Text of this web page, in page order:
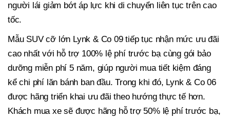
người lái giảm bớt áp lực khi di chuyển liên tục trên cao
tốc.
Mẫu SUV cỡ lớn Lynk & Co 09 tiếp tục nhận mức ưu đãi
cao nhất với hỗ trợ 100% lệ phí trước bạ cùng gói bảo
dưỡng miễn phí 5 năm, giúp người mua tiết kiệm đáng
kể chi phí lăn bánh ban đầu. Trong khi đó, Lynk & Co 06
được hãng triển khai ưu đãi theo hướng thực tế hơn.
Khách mua xe sẽ được hãng hỗ trợ 50% lệ phí trước bạ,